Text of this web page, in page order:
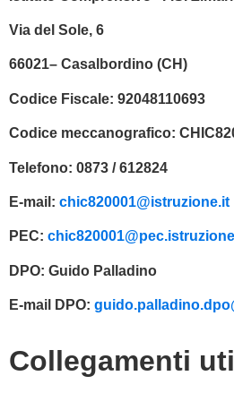
Via del Sole, 6
66021– Casalbordino (CH)
Codice Fiscale: 92048110693
Codice meccanografico:
Telefono: 0873 / 612824
E-mail: chic820001@istruzione.it
PEC:
DPO: Guido Palladino
E-mail DPO:
Collegamenti